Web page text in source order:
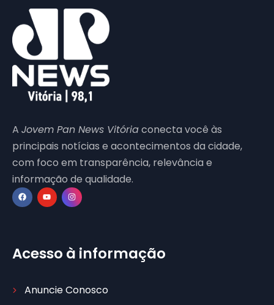
A Jovem Pan News Vitóriaconecta você às
principais notícias e acontecimentos da cidade,
com foco em transparência, relevância e
informação de qualidade.
Acesso à informação
Anuncie Conosco